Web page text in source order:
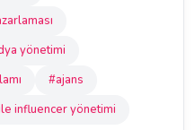
yönetimi
#ajans
influencer yönetimi